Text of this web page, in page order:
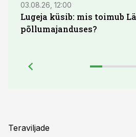
03.08.26, 12:00
Lugeja küsib: mis toimub
põllumajanduses?
Teraviljade